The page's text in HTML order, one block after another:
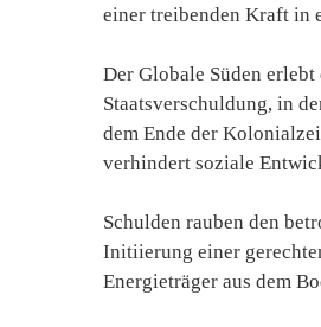
einer treibenden Kraft in
Der Globale Süden
Staatsverschuldung, in
dem Ende der
verhindert soziale
Schulden rauben den
Initiierung einer
Energieträger aus dem